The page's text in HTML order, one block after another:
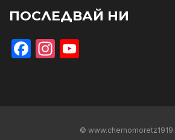
ПОСЛЕДВАЙ НИ
Facebook
Instagram
©